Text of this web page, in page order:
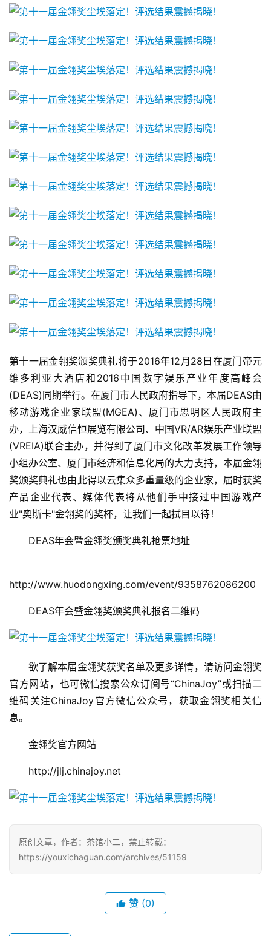
游
2
0
2
5
第
十
三
届
金
茶
奖
月
3
0
游
茶
对
接
会
上
海
站
文
国
第十一届金翎奖颁奖典礼将于2016年12月28日在厦门帝元
维多利亚大酒店和2016中国数字娱乐产业年度高峰会
(DEAS)同期举行。在厦门市人民政府指导下，本届DEAS由
移动游戏企业家联盟(MGEA)、厦门市思明区人民政府主
办，上海汉威信恒展览有限公司、中国VR/AR娱乐产业联盟
(VREIA)联合主办，并得到了厦门市文化改革发展工作领导
小组办公室、厦门市经济和信息化局的大力支持，本届金翎
奖颁奖典礼也由此得以云集众多重量级的企业家，届时获奖
产品企业代表、媒体代表将从他们手中接过中国游戏产
业"奥斯卡"金翎奖的奖杯，让我们一起拭目以待！
DEAS年会暨金翎奖颁奖典礼抢票地址
http://www.huodongxing.com/event/9358762086200
DEAS年会暨金翎奖颁奖典礼报名二维码
欲了解本届金翎奖获奖名单及更多详情，请访问金翎奖
官方网站，也可微信搜索公众订阅号“ChinaJoy”或扫描二
维码关注ChinaJoy官方微信公众号，获取金翎奖相关信
息。
金翎奖官方网站
http://jlj.chinajoy.net
原创文章，作者：茶馆小二，禁止转载：
https://youxichaguan.com/archives/51159
赞 (0)